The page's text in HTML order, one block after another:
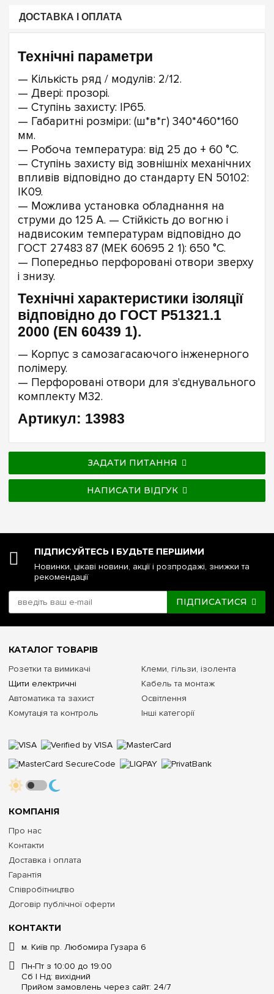
ДОСТАВКА І ОПЛАТА
Технічні параметри
— Кількість ряд / модулів: 2/12.
— Двері: прозорі.
— Ступінь захисту: IP65.
— Габаритні розміри: (ш*в*г) 340*460*160
мм.
— Робоча температура: від 25 до + 60 °С.
— Ступінь захисту від зовнішніх механічних
впливів відповідно до стандарту EN 50102:
IK09.
— Можлива установка обладнання на
струми до 125 А. — Стійкість до вогню і
надвисоким температурам відповідно до
ГОСТ 27483 87 (МЕК 60695 2 1): 650 °С.
— Попередньо перфоровані отвори зверху
і знизу.
Технічні характеристики ізоляції
відповідно до ГОСТ Р51321.1
2000 (EN 60439 1).
— Корпус з самозагасаючого інженерного
полімеру.
— Перфоровані отвори для з'єднувального
комплекту М32.
Артикул: 13983
ЗАДАТИ ПИТАННЯ
НАПИСАТИ ВІДГУК
ПІДПИСУЙТЕСЬ І БУДЬТЕ ПЕРШИМИ
Новинки, цікаві новини, акції і розпродажі, знижки та
рекомендації
ПІДПИСАТИСЯ
КОНТАКТИ
м. Київ пр. Любомира Гузара 6
Пн-Пт з 10:00 до 19:00
Сб | Нд: вихідний
Прийом замовлень через сайт: 24/7
КОМПАНІЯ
Про нас
Контакти
Доставка і оплата
Гарантія
Співробітництво
Договір публічної оферти
КАТАЛОГ ТОВАРІВ
Розетки та вимикачі
Щити електричні
Автоматика та захист
Комутація та контроль
Клеми, гільзи, ізолента
Кабель та монтаж
Освітлення
Інші категорії